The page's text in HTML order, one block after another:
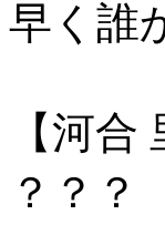
早く誰
【河合
？？？